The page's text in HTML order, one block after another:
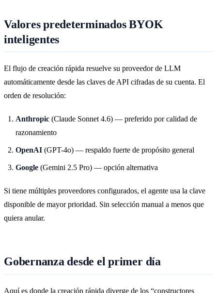
Valores predeterminados BYOK
inteligentes
El flujo de creación rápida resuelve su proveedor de LLM
automáticamente desde las claves de API cifradas de su cuenta. El
orden de resolución:
Anthropic (Claude Sonnet 4.6) — preferido por calidad de
razonamiento
OpenAI (GPT-4o) — respaldo fuerte de propósito general
Google (Gemini 2.5 Pro) — opción alternativa
Si tiene múltiples proveedores configurados, el agente usa la clave
disponible de mayor prioridad. Sin selección manual a menos que
quiera anular.
Gobernanza desde el primer día
Aquí es donde la creación rápida diverge de los “constructores